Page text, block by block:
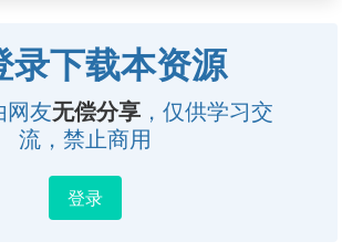
录下载本资源
网友无偿分享 ，仅供学习交
流，禁止商用
登录